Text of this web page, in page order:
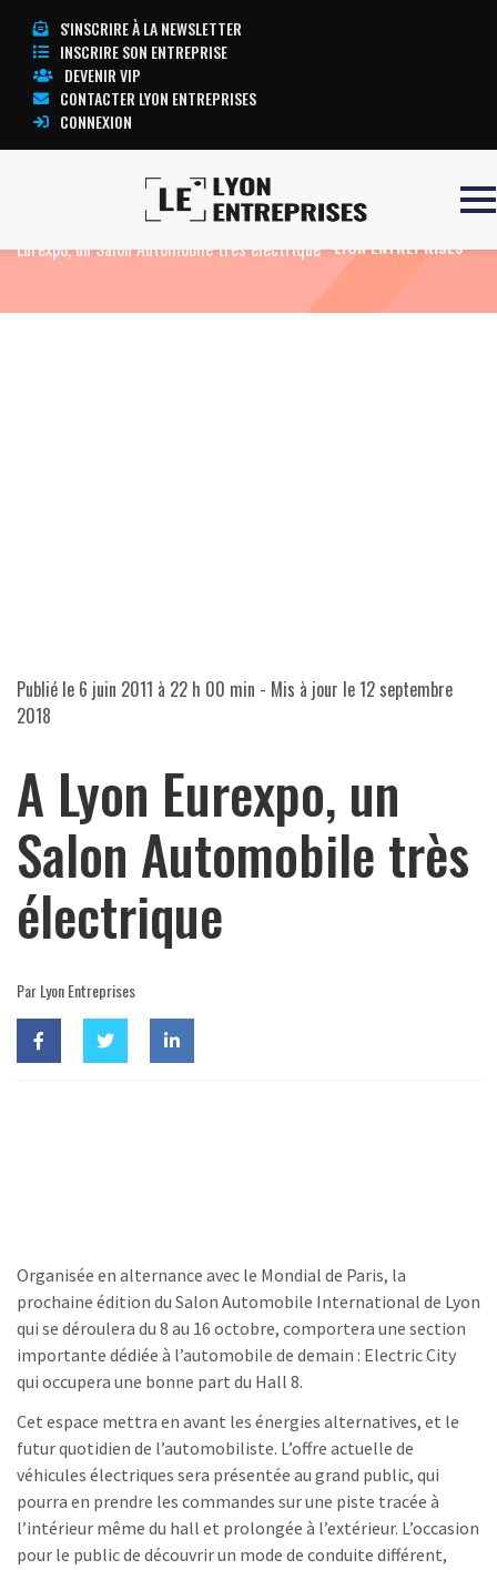
S'INSCRIRE À LA NEWSLETTER
INSCRIRE SON ENTREPRISE
DEVENIR VIP
CONTACTER LYON ENTREPRISES
CONNEXION
Agenda
A Lyon
Eurexpo, un Salon Automobile très électrique
TOUTE L’ACTUALITÉ
LYON ENTREPRISES
Publié le 6 juin 2011 à 22 h 00 min - Mis à jour le12 septembre
2018
A Lyon Eurexpo, un
Salon Automobile très
électrique
Par Lyon Entreprises
Organisée en alternance avec le Mondial de Paris, la
prochaine édition du Salon Automobile International de Lyon
qui se déroulera du 8 au 16 octobre, comportera une section
importante dédiée à l’automobile de demain : Electric City
qui occupera une bonne part du Hall 8.
Cet espace mettra en avant les énergies alternatives, et le
futur quotidien de l’automobiliste. L’offre actuelle de
véhicules électriques sera présentée au grand public, qui
pourra en prendre les commandes sur une piste tracée à
l’intérieur même du hall et prolongée à l’extérieur. L’occasion
pour le public de découvrir un mode de conduite différent,